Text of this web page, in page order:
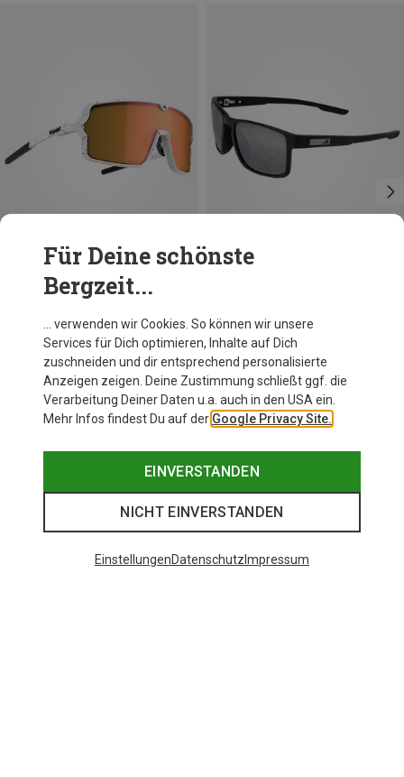
Du sparst 25%
Alpina
Stream Sportbrille
64,60 €
Für Deine schönste
Bergzeit...
… verwenden wir Cookies. So können wir unsere
Services für Dich optimieren, Inhalte auf Dich
zuschneiden und dir entsprechend personalisierte
Anzeigen zeigen. Deine Zustimmung schließt ggf. die
Verarbeitung Deiner Daten u.a. auch in den USA ein.
Mehr Infos findest Du auf der Google Privacy Site.
EINVERSTANDEN
NICHT EINVERSTANDEN
EinstellungenDatenschutz Impressum